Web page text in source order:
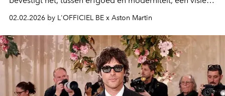
02.02.2026 by L'OFFICIEL BE x Aston Martin